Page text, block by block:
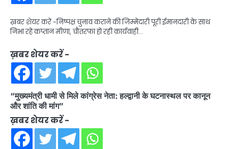
ख़बर शेयर करें -निष्पक्ष चुनाव कराने की जिम्मेदारी पूरी ईमानदारी के साथ
निभा रहे कप्तान मीणा, चौतरफा हो रही कार्यवाही…
ख़बर शेयर करें -
“मुख्यमंत्री धामी से मिले कांग्रेस नेता: हल्द्वानी के घटनास्थल पर कानून
और शांति की मांग”
ख़बर शेयर करें -